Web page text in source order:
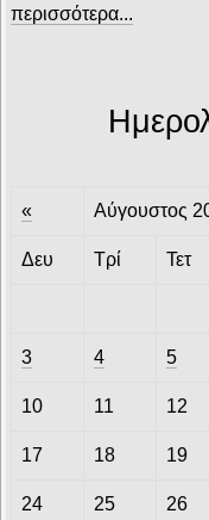
περισσότερα...
« Αύγουστος
Δευ Τρί Τετ
3 4 5
10 11 12
17 18 19
24 25 26